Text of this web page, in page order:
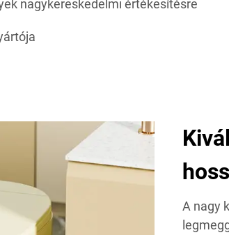
nagykereskedelmi értékesítésre
A nagy